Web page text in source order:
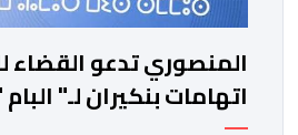
المنصوري تدعو
اتهامات بنكيران لـ"